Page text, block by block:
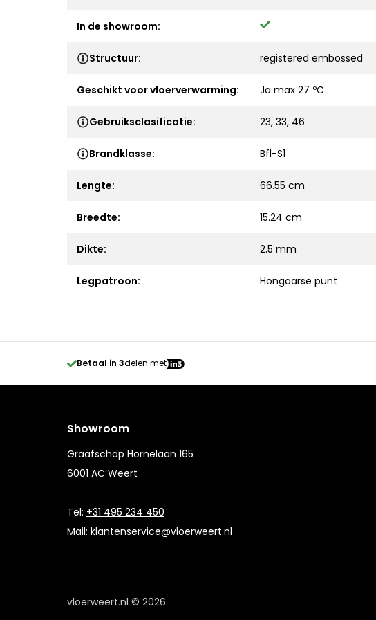
In de showroom:
Structuur: registered embossed
Geschikt voor vloerverwarming: Ja max 27 ºC
Gebruiksclasificatie: 23, 33, 46
Brandklasse: Bfl-S1
Lengte: 66.55 cm
Breedte: 15.24 cm
Dikte: 2.5 mm
Legpatroon: Hongaarse punt
Betaal in 3delen met
Showroom
Graafschap Hornelaan 165
6001 AC Weert
Tel: +31 495 234 450
Mail: klantenservice@vloerweert.nl
vloerweert.nl © 2026